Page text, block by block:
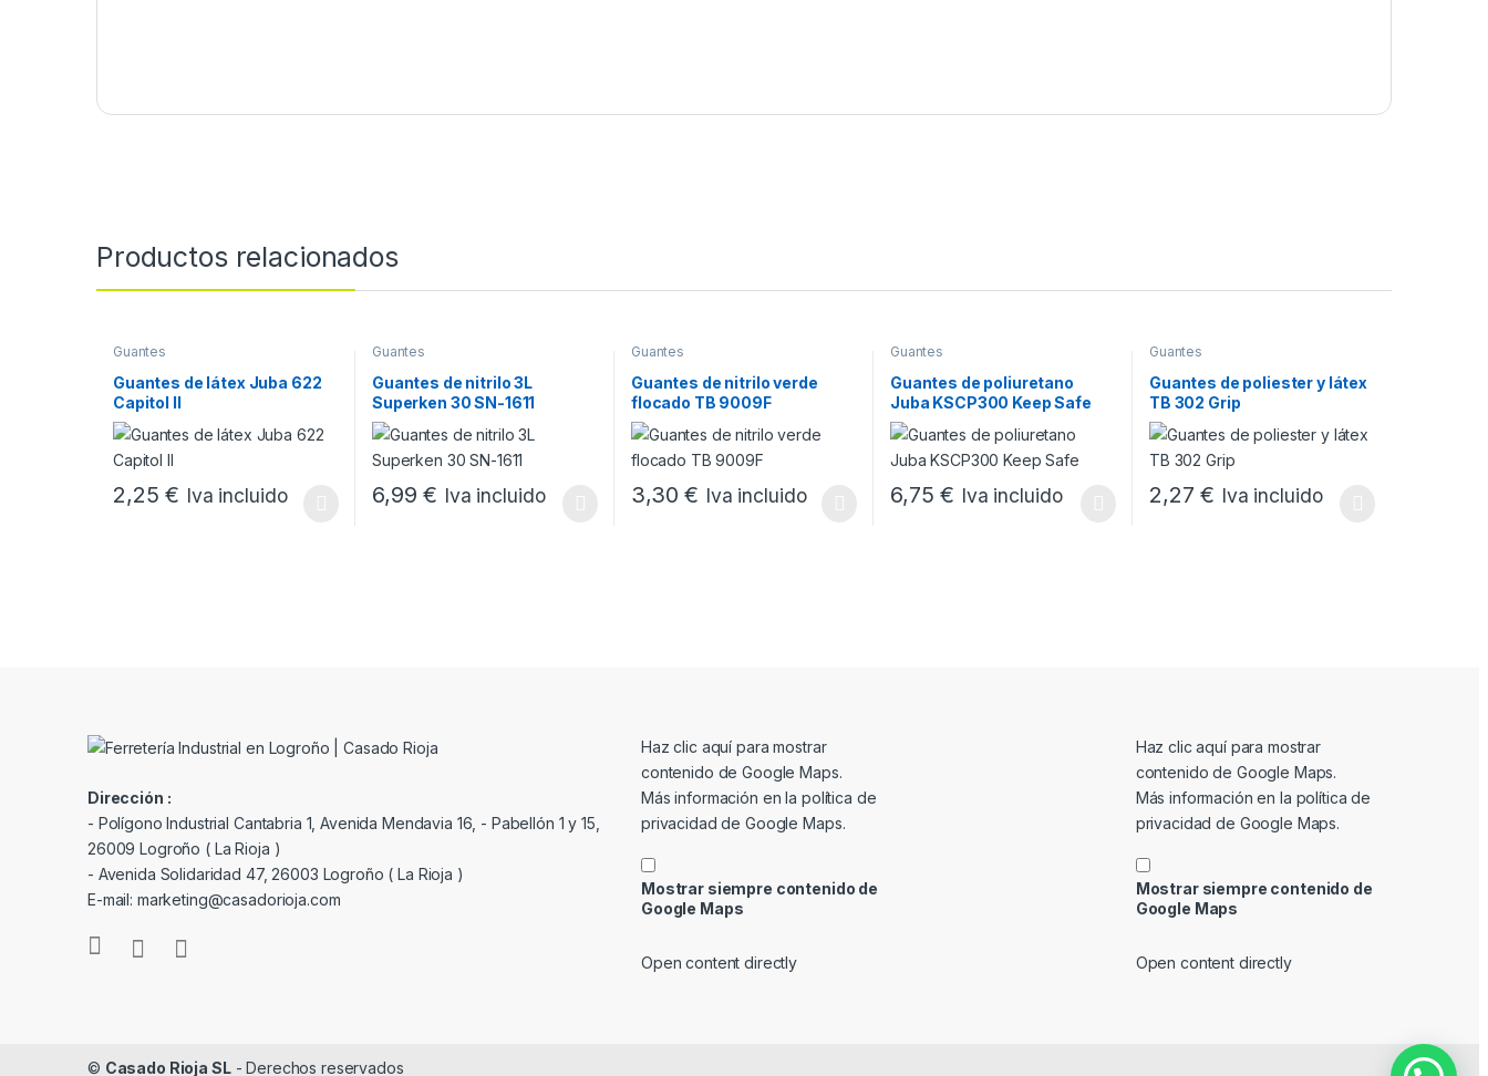
Productos relacionados
Guantes
Guantes de látex Juba 622
Capitol II
2,25€ Iva incluido
Guantes
Guantes de nitrilo 3L
Superken 30 SN-1611
6,99€ Iva incluido
Guantes
Guantes de nitrilo verde
flocado TB 9009F
3,30€ Iva incluido
Guantes
Guantes de poliuretano
Juba KSCP300 Keep Safe
6,75€ Iva incluido
Guantes
Guantes de poliester y látex
TB 302 Grip
2,27€ Iva incluido
Dirección :
- Polígono Industrial Cantabria 1, Avenida Mendavia 16, - Pabellón 1 y 15,
26009 Logroño ( La Rioja )
- Avenida Solidaridad 47, 26003 Logroño ( La Rioja )
E-mail: marketing@casadorioja.com
Mostrar contenido de Google Maps
Haz clic aquí para mostrar
contenido de Google Maps.
Más información en la política de
privacidad de Google Maps.
Mostrar siempre contenido de
Google Maps
Open content directly
Mostrar contenido de Google Maps
Haz clic aquí para mostrar
contenido de Google Maps.
Más información en la política de
privacidad de Google Maps.
Mostrar siempre contenido de
Google Maps
Open content directly
© Casado Rioja SL- Derechos reservados